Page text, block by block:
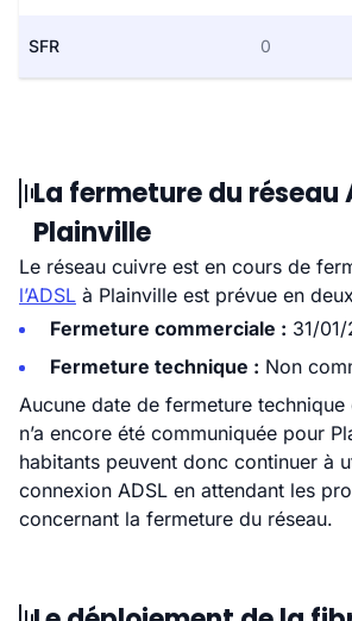
SFR 0
La fermeture du réseau
Plainville
Le réseau cuivre est en cours de
l’ADSL à Plainville est prévue en
Fermeture commerciale : 31/
Fermeture technique : Non
Aucune date de fermeture
n’a encore été communiquée pour
habitants peuvent donc continuer à
connexion ADSL en attendant les
concernant la fermeture du réseau.